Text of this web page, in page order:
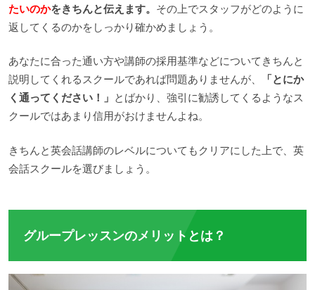
たいのかをきちんと伝えます。 その上でスタッフがどのように
返してくるのかをしっかり確かめましょう。
あなたに合った通い方や講師の採用基準などについてきちんと
説明してくれるスクールであれば問題ありませんが、
「とにか
く通ってください！」 とばかり、強引に勧誘してくるようなス
クールではあまり信用がおけませんよね。
きちんと英会話講師のレベルについてもクリアにした上で、英
会話スクールを選びましょう。
グループレッスンのメリットとは？